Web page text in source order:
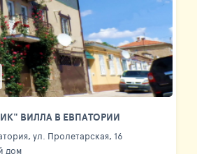
ВИЛЛА В ЕВПАТОРИИ
ул. Пролетарская, 16
дом